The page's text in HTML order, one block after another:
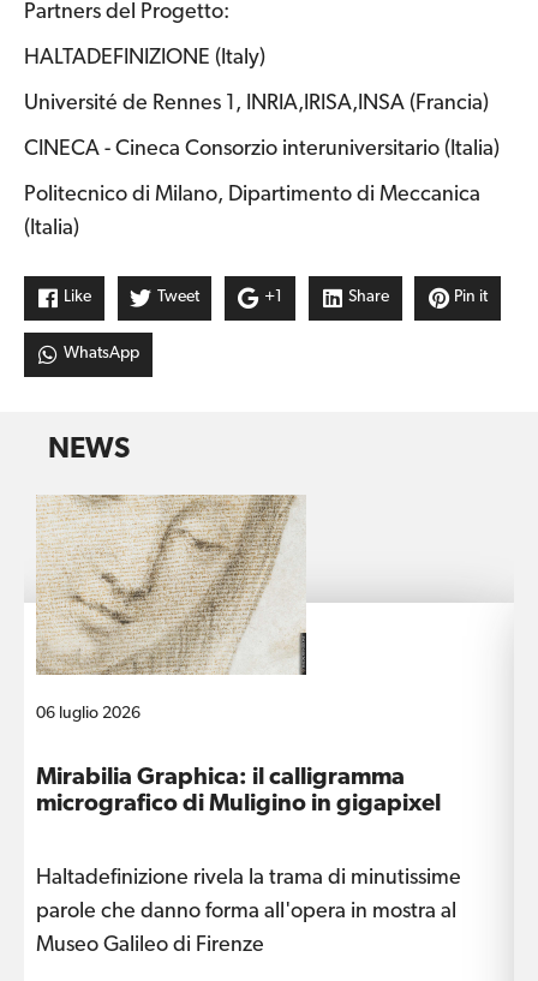
Partners del Progetto:
HALTADEFINIZIONE (Italy)
Université de Rennes 1, INRIA,IRISA,INSA (Francia)
CINECA - Cineca Consorzio interuniversitario (Italia)
Politecnico di Milano, Dipartimento di Meccanica
(Italia)
Like Tweet +1 Share Pin it
WhatsApp
NEWS
06 luglio 2026
Mirabilia Graphica: il calligramma
micrografico di Muligino in gigapixel
Haltadefinizione rivela la trama di minutissime
parole che danno forma all'opera in mostra al
Museo Galileo di Firenze